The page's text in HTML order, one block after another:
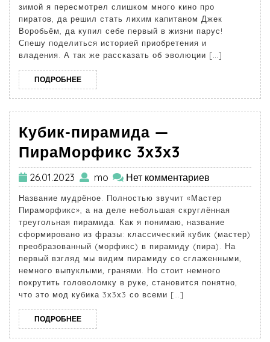
зимой я пересмотрел слишком много кино про
пиратов, да решил стать лихим капитаном Джек
Воробьём, да купил себе первый в жизни парус!
Спешу поделиться историей приобретения и
владения. А так же рассказать об эволюции […]
ПОДРОБНЕЕ
Кубик-пирамида —
ПираМорфикс 3х3х3
26.01.2023 mo Нет комментариев
Название мудрёное. Полностью звучит «Мастер
Пираморфикс», а на деле небольшая скруглённая
треугольная пирамида. Как я понимаю, название
сформировано из фразы: классический кубик (мастер)
преобразованный (морфикс) в пирамиду (пира). На
первый взгляд мы видим пирамиду со сглаженными,
немного выпуклыми, гранями. Но стоит немного
покрутить головоломку в руке, становится понятно,
что это мод кубика 3х3х3 со всеми […]
ПОДРОБНЕЕ